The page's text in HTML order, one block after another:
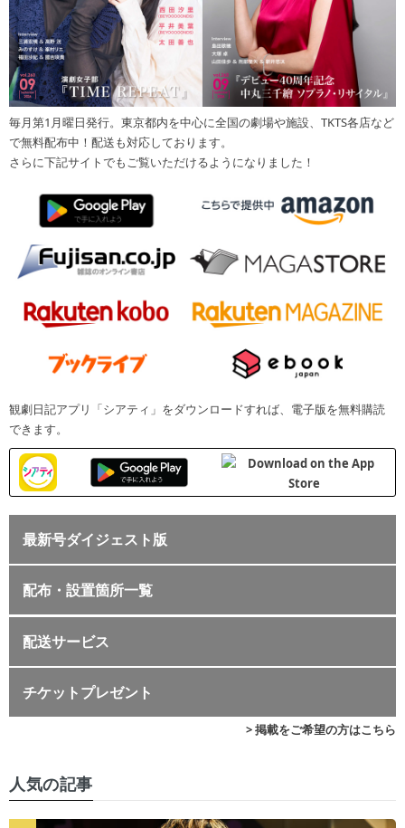
毎月第1月曜日発行。東京都内を中心に全国の劇場や施設、TKTS各店など
で無料配布中！配送も対応しております。
さらに下記サイトでもご覧いただけるようになりました！
観劇日記アプリ「シアティ」をダウンロードすれば、電子版を無料購読
できます。
最新号ダイジェスト版
配布・設置箇所一覧
配送サービス
チケットプレゼント
> 掲載をご希望の方はこちら
人気の記事